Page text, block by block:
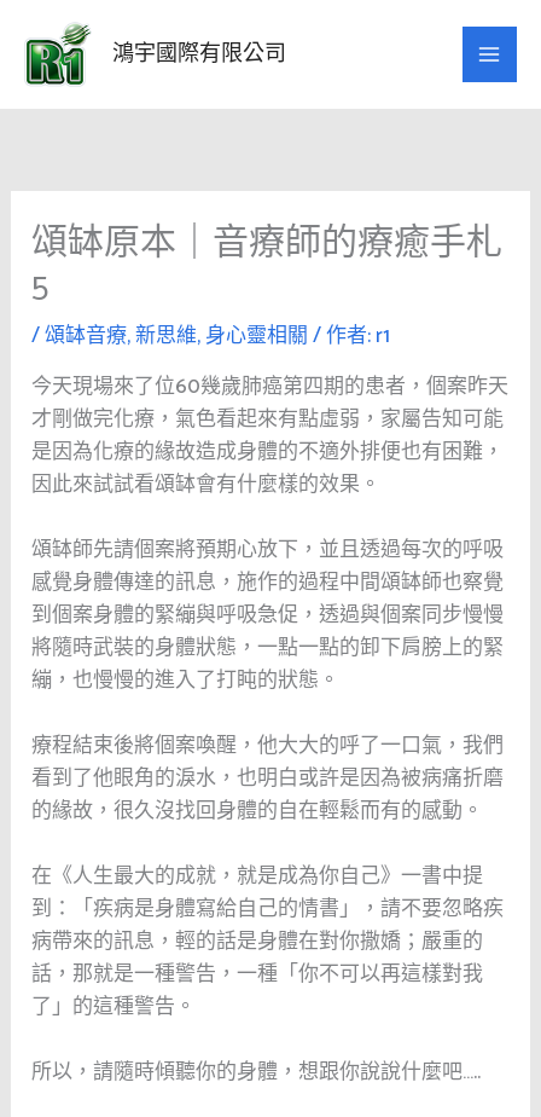
要
鴻宇國際有限公司
頌缽原本｜音療師的療癒手札
5
/頌缽音療,新思維,身心靈相關/ 作者:r1
今天現場來了位60幾歲肺癌第四期的患者，個案昨天
才剛做完化療，氣色看起來有點虛弱，家屬告知可能
是因為化療的緣故造成身體的不適外排便也有困難，
因此來試試看頌缽會有什麼樣的效果。
頌缽師先請個案將預期心放下，並且透過每次的呼吸
感覺身體傳達的訊息，施作的過程中間頌缽師也察覺
到個案身體的緊繃與呼吸急促，透過與個案同步慢慢
將隨時武裝的身體狀態，一點一點的卸下肩膀上的緊
繃，也慢慢的進入了打盹的狀態。
療程結束後將個案喚醒，他大大的呼了一口氣，我們
看到了他眼角的淚水，也明白或許是因為被病痛折磨
的緣故，很久沒找回身體的自在輕鬆而有的感動。
在《人生最大的成就，就是成為你自己》一書中提
到：「疾病是身體寫給自己的情書」，請不要忽略疾
病帶來的訊息，輕的話是身體在對你撒嬌；嚴重的
話，那就是一種警告，一種「你不可以再這樣對我
了」的這種警告。
所以，請隨時傾聽你的身體，想跟你說說什麼吧…..